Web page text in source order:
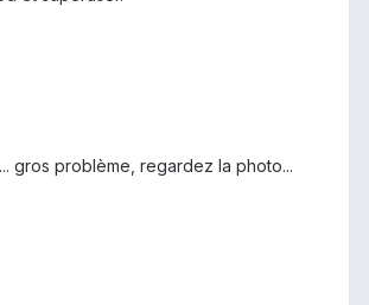
gros problème, regardez la photo...